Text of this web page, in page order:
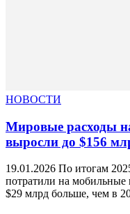
НОВОСТИ
Мировые расходы
выросли до $156
19.01.2026 По итогам
потратили на
$29 млрд больше, чем в